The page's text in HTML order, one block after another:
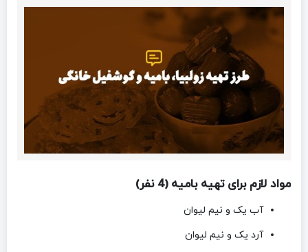
مواد لازم برای تهیه بامیه (4 نفر)
آب یک و نیم لیوان
آرد یک و نیم لیوان